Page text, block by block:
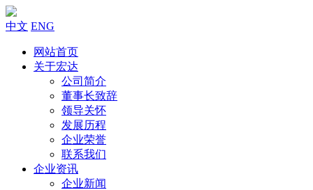
中文 ENG
网站首页
关于宏达
公司简介
董事长致辞
领导关怀
发展历程
企业荣誉
联系我们
企业资讯
企业新闻